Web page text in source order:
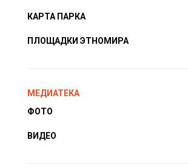
КАРТА ПАРКА
ПЛОЩАДКИ ЭТНОМИРА
МЕДИАТЕКА
ФОТО
ВИДЕО